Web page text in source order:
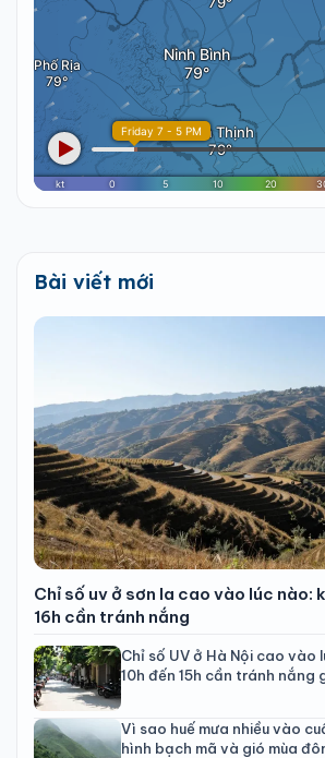
Bài viết mới
Chỉ số uv ở sơn la cao vào lúc nào:
16h cần tránh nắng
Chỉ số UV ở Hà Nội cao vào
10h đến 15h cần tránh nắng
Vì sao huế mưa nhiều vào
hình bạch mã và gió mùa